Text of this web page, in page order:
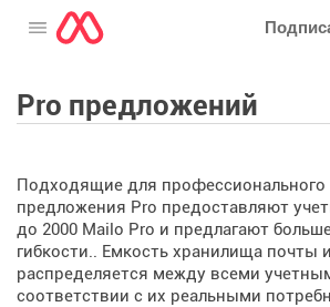
Открыть меню
Pro предложений
Подходящие для профессионального
предложения Pro предоставляют
до 2000 Mailo Pro и предлагают
гибкости.. Емкость хранилища почты
распределяется между всеми
соответствии с их реальными